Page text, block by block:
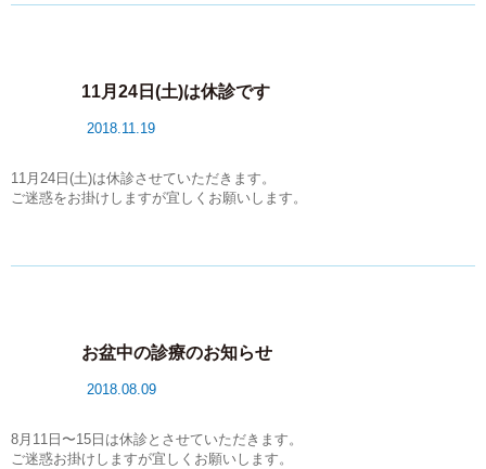
11月24日(土)は休診です
2018.11.19
11月24日(土)は休診させていただきます。
ご迷惑をお掛けしますが宜しくお願いします。
お盆中の診療のお知らせ
2018.08.09
8月11日〜15日は休診とさせていただきます。
ご迷惑お掛けしますが宜しくお願いします。